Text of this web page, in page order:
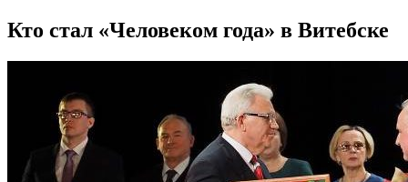
Кто стал «Человеком года» в Витебске